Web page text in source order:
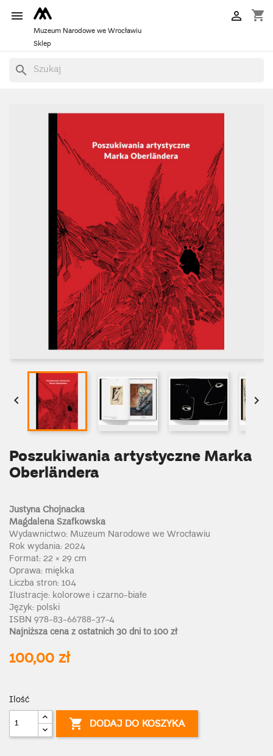
 shopping_cart

Muzeum Narodowe we Wrocławiu
Sklep
search
 
Poszukiwania artystyczne Marka
Oberländera
Justyna Chojnacka
Magdalena Szafkowska
Wydawnictwo: Muzeum Narodowe we Wrocławiu
Rok wydania: 2024
Format:22 × 29 cm
Oprawa: miękka
Liczba stron: 104
Ilustracje: kolorowe i czarno-białe
Język: polski
ISBN 978-83-66788-37-4
Najniższa cena z ostatnich 30 dni to 100 zł
100,00 zł
Ilość
 DODAJ DO KOSZYKA